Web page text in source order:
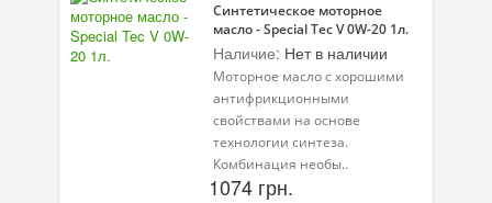
Оборудование
Клеи и герметики
Уход за кондиционером
Синтетическое моторное
масло - Special Tec V 0W-20 1л.
Наличие: Нет в наличии
Моторное масло с хорошими
антифрикционными
свойствами на основе
технологии синтеза.
Комбинация необы..
1074 грн.